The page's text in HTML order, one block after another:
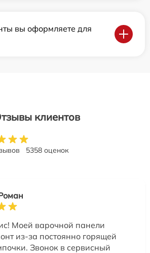
вы оформляете для
клиентов
5358 оценок
Моей варочной панели
из-за постоянно горящей
Звонок в сервисный